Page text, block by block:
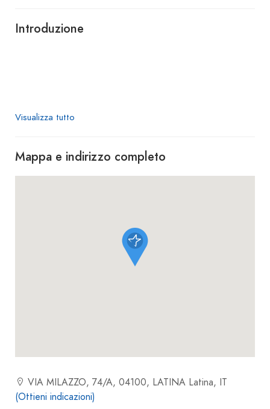
Introduzione
Visualizza tutto
Mappa e indirizzo completo
VIA MILAZZO, 74/A, 04100, LATINA Latina, IT
(Ottieni indicazioni)